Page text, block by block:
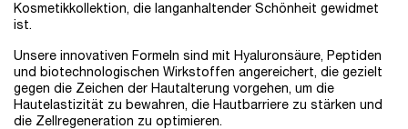
Kosmetikkollektion, die langanhaltender Schönheit gewidmet
ist.
Unsere innovativen Formeln sind mit Hyaluronsäure, Peptiden
und biotechnologischen Wirkstoffen angereichert, die gezielt
gegen die Zeichen der Hautalterung vorgehen, um die
Hautelastizität zu bewahren, die Hautbarriere zu stärken und
die Zellregeneration zu optimieren.